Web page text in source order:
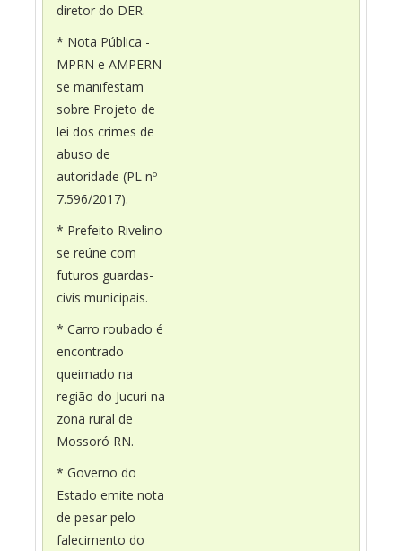
diretor do DER.
* Nota Pública -
MPRN e AMPERN
se manifestam
sobre Projeto de
lei dos crimes de
abuso de
autoridade (PL nº
7.596/2017).
* Prefeito Rivelino
se reúne com
futuros guardas-
civis municipais.
* Carro roubado é
encontrado
queimado na
região do Jucuri na
zona rural de
Mossoró RN.
* Governo do
Estado emite nota
de pesar pelo
falecimento do